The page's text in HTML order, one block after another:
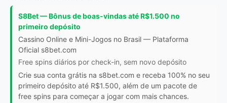
S8Bet — Bônus de boas-vindas até R$1.500 no
primeiro depósito
Cassino Online e Mini-Jogos no Brasil — Plataforma
Oficial s8bet.com
Free spins diários por check-in, sem novo depósito
Crie sua conta grátis na s8bet.com e receba 100% no seu
primeiro depósito até R$1.500, além de um pacote de
free spins para começar a jogar com mais chances.